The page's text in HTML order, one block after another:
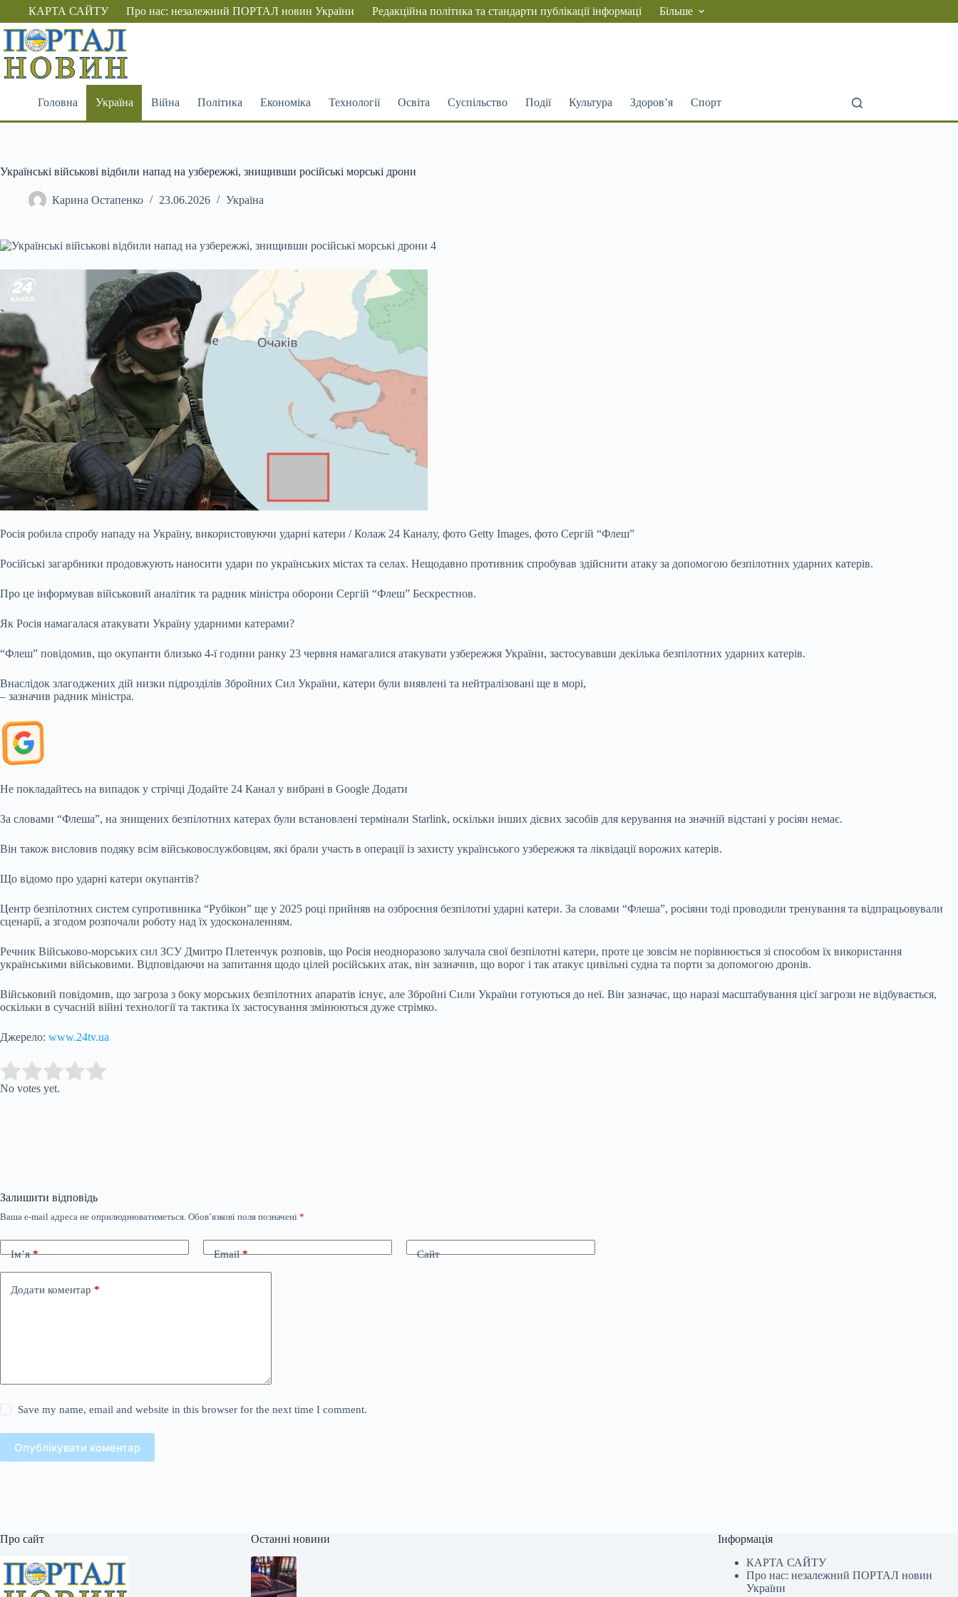
Перейти
вмісту
КАРТА САЙТУ Про нас: незалежний ПОРТАЛ новин України Редакційна політика та стандарти публікації інформаці Більше
Головна Україна Війна Політика Економіка Технології Освіта Суспільство Події Культура Здоров’я Спорт
Українські військові відбили напад на узбережжі, знищивши російські морські дрони
Карина Остапенко 23.06.2026 Україна
Росія робила спробу нападу на Україну, використовуючи ударні катери / Колаж 24 Каналу, фото Getty Images, фото Сергій “Флеш”
Російські загарбники продовжують наносити удари по українських містах та селах. Нещодавно противник спробував здійснити атаку за допомогою безпілотних ударних катерів.
Про це інформував військовий аналітик та радник міністра оборони Сергій “Флеш” Бескрестнов.
Як Росія намагалася атакувати Україну ударними катерами?
“Флеш” повідомив, що окупанти близько 4-ї години ранку 23 червня намагалися атакувати узбережжя України, застосувавши декілька безпілотних ударних катерів.
Внаслідок злагоджених дій низки підрозділів Збройних Сил України, катери були виявлені та нейтралізовані ще в морі,
– зазначив радник міністра.
Не покладайтесь на випадок у стрічці Додайте 24 Канал у вибрані в Google Додати
За словами “Флеша”, на знищених безпілотних катерах були встановлені термінали Starlink, оскільки інших дієвих засобів для керування на значній відстані у росіян немає.
Він також висловив подяку всім військовослужбовцям, які брали участь в операції із захисту українського узбережжя та ліквідації ворожих катерів.
Що відомо про ударні катери окупантів?
Центр безпілотних систем супротивника “Рубікон” ще у 2025 році прийняв на озброєння безпілотні ударні катери. За словами “Флеша”, росіяни тоді проводили тренування та відпрацьовували
сценарії, а згодом розпочали роботу над їх удосконаленням.
Речник Військово-морських сил ЗСУ Дмитро Плетенчук розповів, що Росія неодноразово залучала свої безпілотні катери, проте це зовсім не порівнюється зі способом їх використання
українськими військовими. Відповідаючи на запитання щодо цілей російських атак, він зазначив, що ворог і так атакує цивільні судна та порти за допомогою дронів.
Військовий повідомив, що загроза з боку морських безпілотних апаратів існує, але Збройні Сили України готуються до неї. Він зазначає, що наразі масштабування цієї загрози не відбувається,
оскільки в сучасній війні технології та тактика їх застосування змінюються дуже стрімко.
Джерело: www.24tv.ua
Rate this item:
No votes yet.
Залишити відповідь
Ваша e-mail адреса не оприлюднюватиметься. Обов’язкові поля позначені *
Ім’я* Email* Сайт
Додати коментар *
Save my name, email and website in this browser for the next time I comment.
Опублікувати коментар
Про сайт Останні новини
Інформація
КАРТА САЙТУ
Про нас: незалежний ПОРТАЛ новин
України